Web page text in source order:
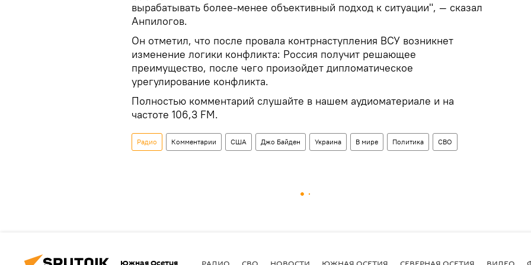
вырабатывать более-менее объективный подход к ситуации", — сказал
Анпилогов.
Он отметил, что после провала контрнаступления ВСУ возникнет
изменение логики конфликта: Россия получит решающее
преимущество, после чего произойдет дипломатическое
урегулирование конфликта.
Полностью комментарий слушайте в нашем аудиоматериале и на
частоте 106,3 FM.
Радио Комментарии США Джо Байден Украина В мире Политика СВО
Южная Осетия